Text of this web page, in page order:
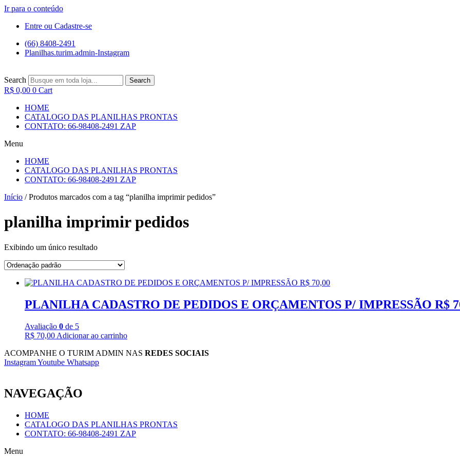
Ir para o conteúdo
Entre ou Cadastre-se
(66) 8408-2491
Planilhas.turim.admin-Instagram
Search Search
R$ 0,00 0 Cart
HOME
CATALOGO DAS PLANILHAS PRONTAS
CONTATO: 66-98408-2491 ZAP
Menu
HOME
CATALOGO DAS PLANILHAS PRONTAS
CONTATO: 66-98408-2491 ZAP
Início / Produtos marcados com a tag “planilha imprimir pedidos”
planilha imprimir pedidos
Exibindo um único resultado
PLANILHA CADASTRO DE PEDIDOS E ORÇAMENTOS P/ IMPRESSÃO R$
Avaliação 0 de 5
R$ 70,00 Adicionar ao carrinho
ACOMPANHE O TURIM ADMIN NAS REDES SOCIAIS
InstagramYoutube Whatsapp
NAVEGAÇÃO
HOME
CATALOGO DAS PLANILHAS PRONTAS
CONTATO: 66-98408-2491 ZAP
Menu